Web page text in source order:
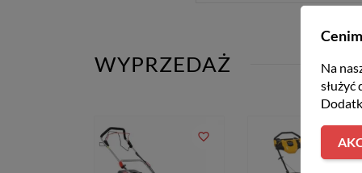
WYPRZEDAŻ
favorite_border
Na
służyć